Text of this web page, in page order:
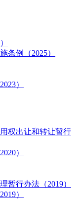
条例（2025）
）
权出让和转让暂行
）
暂行办法（2019）
）